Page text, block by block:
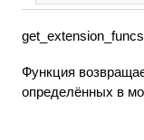
Функция
определённых в